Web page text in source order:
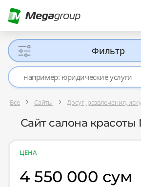
Фильтр
Все Сайты Досуг, развлечения,
Сайт салона
ЦЕНА
4 550 000 сум